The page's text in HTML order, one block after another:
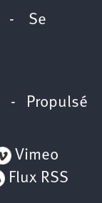
- Se
- Propulsé
Vimeo
Flux RSS